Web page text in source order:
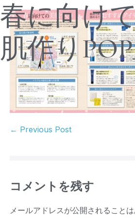
春に向け
肌作り
← Previous Post
コメントを残す
メールアドレスが公開されることは